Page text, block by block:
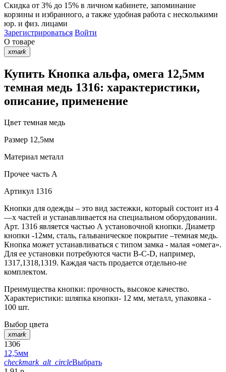
Скидка от 3% до 15% в личном кабинете, запоминание
корзины и избранного, а также удобная работа с несколькими
юр. и физ. лицами
Зарегистрироваться Войти
О товаре
xmark
Купить Кнопка альфа, омега 12,5мм
темная медь 1316: характеристики,
описание, применение
Цвет темная медь
Размер 12,5мм
Материал металл
Прочее часть A
Артикул 1316
Кнопки для одежды – это вид застежки, который состоит из 4
—х частей и устанавливается на специальном оборудовании.
Арт. 1316 является частью А установочной кнопки. Диаметр
кнопки -12мм, сталь, гальваническое покрытие –темная медь.
Кнопка может устанавливаться с типом замка - малая «омега».
Для ее установки потребуются части В-C-D, например,
1317,1318,1319. Каждая часть продается отдельно-не
комплектом.
Преимущества кнопки: прочность, высокое качество.
Характеристики: шляпка кнопки- 12 мм, металл, упаковка -
100 шт.
Выбор цвета
xmark
1306
12,5мм
checkmark_alt_circleВыбрать